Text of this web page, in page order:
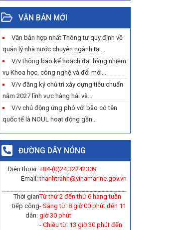
VĂN BẢN MỚI
Văn bản hợp nhất Thông tư quy định về
quản lý nhà nước chuyên ngành tại...
V/v thông báo kế hoạch đặt hàng nhiệm
vụ Khoa học, công nghệ và đổi mới...
V/v đăng ký chủ trì xây dựng tiêu chuẩn
năm 2027 lĩnh vực hàng hải và...
V/v chủ động ứng phó với bão có tên
quốc tế là NOUL hoạt động gần...
ĐƯỜNG DÂY NÓNG
Điện thoại:
Email:
+84-(0)24.32242309
thanhtrahh@vinamarine.gov.vn
Thời gian
tiếp công
dân:
Từ thứ 2 đến thứ 6 hàng tuần
- Sáng từ: 8 giờ 00 phút đến 11
giờ 30 phút
- Chiều từ: 13 giờ 30 phút đến